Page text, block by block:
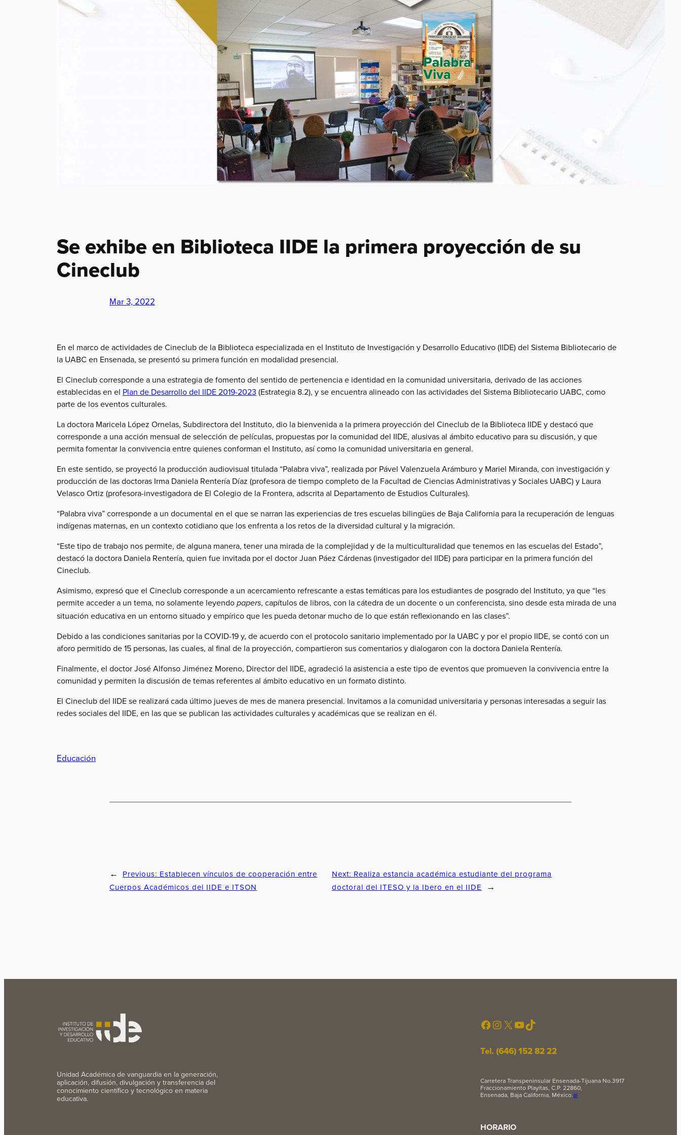
Se exhibe en Biblioteca IIDE la primera proyección de su
Cineclub
Mar 3, 2022
En el marco de actividades de Cineclub de la Biblioteca especializada en el Instituto de Investigación y Desarrollo Educativo (IIDE) del Sistema Bibliotecario de
la UABC en Ensenada, se presentó su primera función en modalidad presencial.
El Cineclub corresponde a una estrategia de fomento del sentido de pertenencia e identidad en la comunidad universitaria, derivado de las acciones
establecidas en el Plan de Desarrollo del IIDE 2019-2023 (Estrategia 8.2), y se encuentra alineado con las actividades del Sistema Bibliotecario UABC, como
parte de los eventos culturales.
La doctora Maricela López Ornelas, Subdirectora del Instituto, dio la bienvenida a la primera proyección del Cineclub de la Biblioteca IIDE y destacó que
corresponde a una acción mensual de selección de películas, propuestas por la comunidad del IIDE, alusivas al ámbito educativo para su discusión, y que
permita fomentar la convivencia entre quienes conforman el Instituto, así como la comunidad universitaria en general.
En este sentido, se proyectó la producción audiovisual titulada “Palabra viva”, realizada por Pável Valenzuela Arámburo y Mariel Miranda, con investigación y
producción de las doctoras Irma Daniela Rentería Díaz (profesora de tiempo completo de la Facultad de Ciencias Administrativas y Sociales UABC) y Laura
Velasco Ortiz (profesora-investigadora de El Colegio de la Frontera, adscrita al Departamento de Estudios Culturales).
“Palabra viva” corresponde a un documental en el que se narran las experiencias de tres escuelas bilingües de Baja California para la recuperación de lenguas
indígenas maternas, en un contexto cotidiano que los enfrenta a los retos de la diversidad cultural y la migración.
“Este tipo de trabajo nos permite, de alguna manera, tener una mirada de la complejidad y de la multiculturalidad que tenemos en las escuelas del Estado”,
destacó la doctora Daniela Rentería, quien fue invitada por el doctor Juan Páez Cárdenas (investigador del IIDE) para participar en la primera función del
Cineclub.
Asimismo, expresó que el Cineclub corresponde a un acercamiento refrescante a estas temáticas para los estudiantes de posgrado del Instituto, ya que “les
permite acceder a un tema, no solamente leyendo papers, capítulos de libros, con la cátedra de un docente o un conferencista, sino desde esta mirada de una
situación educativa en un entorno situado y empírico que les pueda detonar mucho de lo que están reflexionando en las clases”.
Debido a las condiciones sanitarias por la COVID-19 y, de acuerdo con el protocolo sanitario implementado por la UABC y por el propio IIDE, se contó con un
aforo permitido de 15 personas, las cuales, al final de la proyección, compartieron sus comentarios y dialogaron con la doctora Daniela Rentería.
Finalmente, el doctor José Alfonso Jiménez Moreno, Director del IIDE, agradeció la asistencia a este tipo de eventos que promueven la convivencia entre la
comunidad y permiten la discusión de temas referentes al ámbito educativo en un formato distinto.
El Cineclub del IIDE se realizará cada último jueves de mes de manera presencial. Invitamos a la comunidad universitaria y personas interesadas a seguir las
redes sociales del IIDE, en las que se publican las actividades culturales y académicas que se realizan en él.
Educación
← Previous: Establecen vínculos de cooperación entre
Cuerpos Académicos del IIDE e ITSON
Next: Realiza estancia académica estudiante del programa
doctoral del ITESO y la Ibero en el IIDE
→
Unidad Académica de vanguardia en la generación,
aplicación, difusión, divulgación y transferencia del
conocimiento científico y tecnológico en materia
educativa.
Facebook Instagram X YouTube TikTok
Tel. (646) 152 82 22
Carretera Transpeninsular Ensenada-Tijuana No.3917
Fraccionamiento Playitas, C.P. 22860,
Ensenada, Baja California, México.ai
HORARIO